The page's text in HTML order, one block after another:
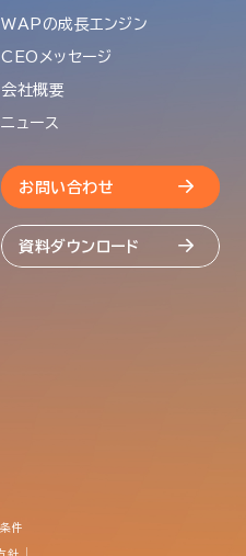
WAPの成長エンジン
CEOメッセージ
会社概要
ニュース
お問い合わせ
資料ダウンロード
件
針